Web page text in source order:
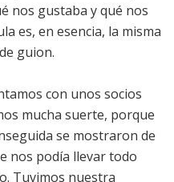
nos gustaba y qué nos
es, en esencia, la misma
guion.
con unos socios
mucha suerte, porque
se mostraron de
nos podía llevar todo
Tuvimos nuestra